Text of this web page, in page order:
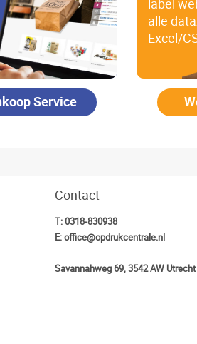
Service
label
alle
Excel/
Contact
T:0318-830938
E:office@opdrukcentrale.nl
Savannahweg 69, 3542 AW Utrecht